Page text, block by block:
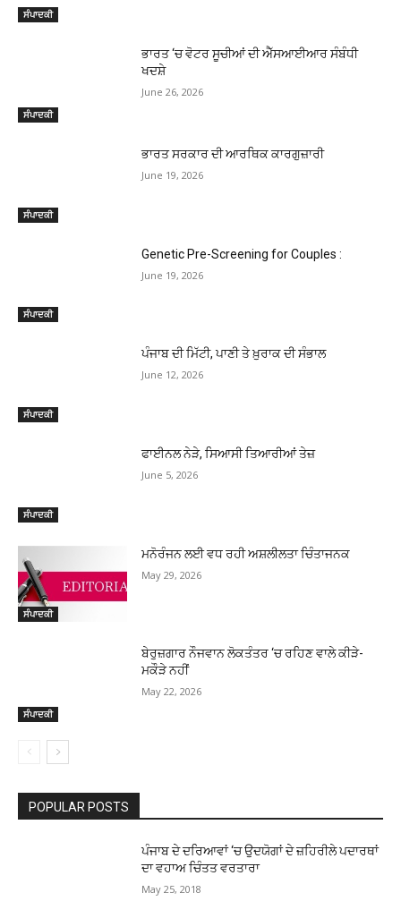
ਸੰਪਾਦਕੀ
ਸੰਪਾਦਕੀ
ਭਾਰਤ ‘ਚ ਵੋਟਰ ਸੂਚੀਆਂ ਦੀ ਐੱਸਆਈਆਰ ਸੰਬੰਧੀ
ਖਦਸ਼ੇ
June 26, 2026
ਸੰਪਾਦਕੀ
ਭਾਰਤ ਸਰਕਾਰ ਦੀ ਆਰਥਿਕ ਕਾਰਗੁਜ਼ਾਰੀ
June 19, 2026
ਸੰਪਾਦਕੀ
Genetic Pre-Screening for Couples :
June 19, 2026
ਸੰਪਾਦਕੀ
ਪੰਜਾਬ ਦੀ ਮਿੱਟੀ, ਪਾਣੀ ਤੇ ਖ਼ੁਰਾਕ ਦੀ ਸੰਭਾਲ
June 12, 2026
ਸੰਪਾਦਕੀ
ਫਾਈਨਲ ਨੇੜੇ, ਸਿਆਸੀ ਤਿਆਰੀਆਂ ਤੇਜ਼
June 5, 2026
ਸੰਪਾਦਕੀ
ਮਨੋਰੰਜਨ ਲਈ ਵਧ ਰਹੀ ਅਸ਼ਲੀਲਤਾ ਚਿੰਤਾਜਨਕ
May 29, 2026
ਸੰਪਾਦਕੀ
ਬੇਰੁਜ਼ਗਾਰ ਨੌਜਵਾਨ ਲੋਕਤੰਤਰ ‘ਚ ਰਹਿਣ ਵਾਲੇ ਕੀੜੇ-
ਮਕੌੜੇ ਨਹੀਂ
May 22, 2026
POPULAR POSTS
ਪੰਜਾਬ ਦੇ ਦਰਿਆਵਾਂ ‘ਚ ਉਦਯੋਗਾਂ ਦੇ ਜ਼ਹਿਰੀਲੇ ਪਦਾਰਥਾਂ
ਦਾ ਵਹਾਅ ਚਿੰਤਤ ਵਰਤਾਰਾ
May 25, 2018